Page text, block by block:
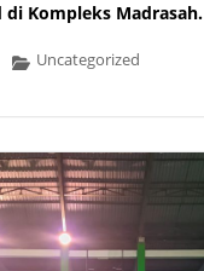
Kompleks Madrasah.
Uncategorized